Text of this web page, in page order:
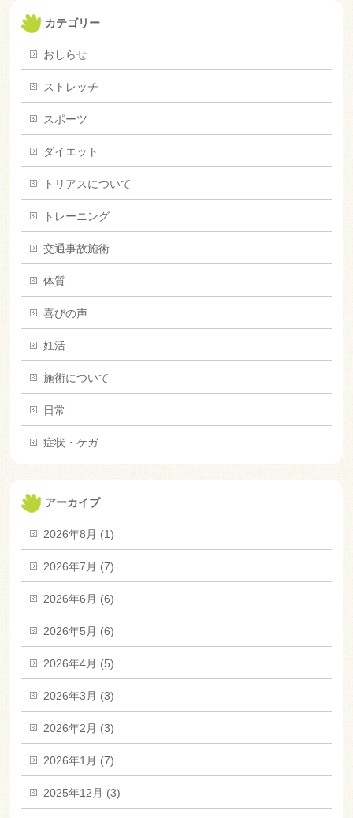
カテゴリー
おしらせ
ストレッチ
スポーツ
ダイエット
トリアスについて
トレーニング
交通事故施術
体質
喜びの声
妊活
施術について
日常
症状・ケガ
アーカイブ
2026年8月 (1)
2026年7月 (7)
2026年6月 (6)
2026年5月 (6)
2026年4月 (5)
2026年3月 (3)
2026年2月 (3)
2026年1月 (7)
2025年12月 (3)